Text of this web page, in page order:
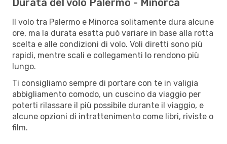
Durata del volo Palermo - Minorca
Il volo tra Palermo e Minorca solitamente dura alcune
ore, ma la durata esatta può variare in base alla rotta
scelta e alle condizioni di volo. Voli diretti sono più
rapidi, mentre scali e collegamenti lo rendono più
lungo.
Ti consigliamo sempre di portare con te in valigia
abbigliamento comodo, un cuscino da viaggio per
poterti rilassare il più possibile durante il viaggio, e
alcune opzioni di intrattenimento come libri, riviste o
film.